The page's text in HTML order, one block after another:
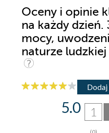
Oceny i opinie
na każdy
mocy,
naturze
1
5.0